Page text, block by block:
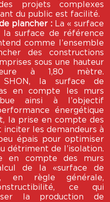
projets complexes
du public est facilité.
plancher : La « surface
surface de référence
comme l’ensemble
des constructions
sous une hauteur
à 1,80 mètre.
la surface de
en compte les murs
ainsi à l’objectif
énergétique
la prise en compte des
les demandeurs à
épais pour optimiser
détriment de l’isolation.
en compte des murs
de la «surface de
en règle générale,
ce qui
la production de